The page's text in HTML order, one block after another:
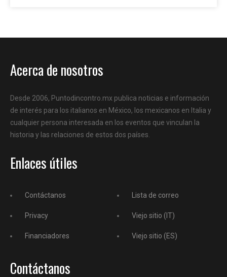
Acerca de nosotros
Desde 2006, Puntodincontro.mx publica noticias e información
de interés para los italianos en México, los mexicanos en Italia y
cualquier persona interesada en los eventos que vinculan la
historia y las relaciones de estos dos países.
Enlaces útiles
Contáctanos
Privacy
Financiadores
Lista de correo
Viejo sitio (IT)
Viejo sitio (ES)
Contáctanos